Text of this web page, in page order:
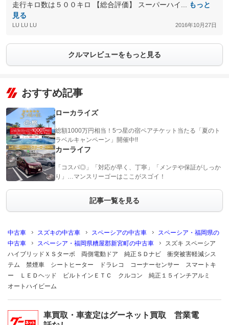
走行キロ数は５００キロ 【総合評価】 スーパーハイ...
もっと
見る
LU LU LU 2016年10月27日
クルマレビューをもっと見る
おすすめ記事
ローカライズ
総額1000万円相当！5つ星の宿ペアチケット当たる「夏のト
ラベルキャンペーン」開催中!!
カーライフ
「コスパ◎」「対応が早く、丁寧」「メンテや保証がしっか
り」…マンスリーゴーはここがスゴイ！
記事一覧を見る
中古車 スズキの中古車 スペーシアの中古車
スペーシア・福岡県の
中古車
スペーシア・福岡県糟屋郡新宮町の中古車
スズキ スペーシア
ハイブリッドＸＳターボ 両側電動ドア 純正ＳＤナビ 衝突被害軽減シス
テム 禁煙車 シートヒーター ドラレコ コーナーセンサー スマートキ
ー ＬＥＤヘッド ビルトインＥＴＣ クルコン 純正１５インチアルミ
オートハイビーム
車買取・車査定はグーネット買取 営業電